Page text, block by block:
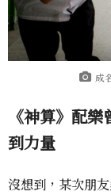
成
《神算》配
到力量
沒想到，某次朋